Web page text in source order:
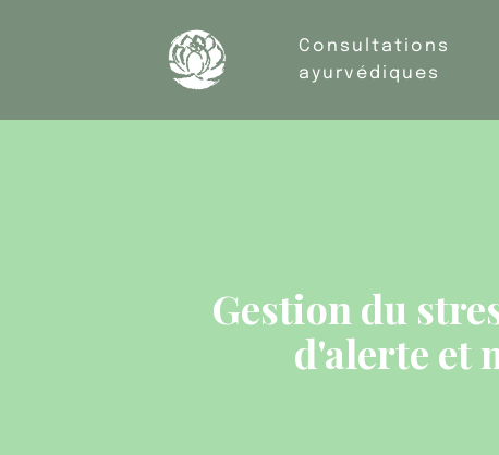
Consultations
ayurvédiques
Gestion du
d'alerte et